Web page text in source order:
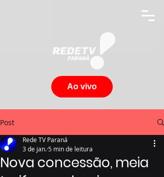
Ao vivo
Post
Nova concessão, meia
Rede TV Paraná
3 de jan. 5 min de leitura